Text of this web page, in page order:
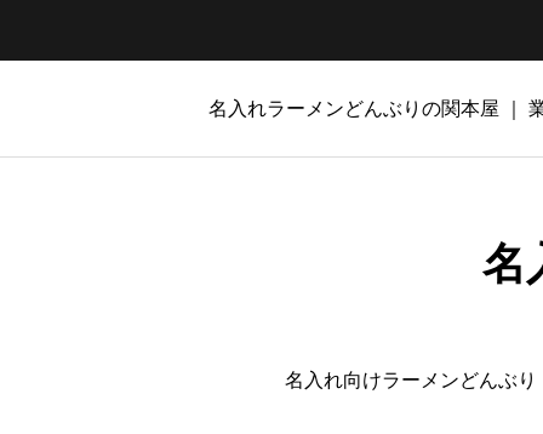
名入れラーメンどんぶりの関本屋 ｜
名
名入れ向けラーメンどんぶり